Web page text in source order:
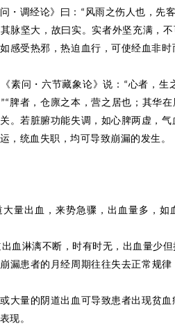
・ 调经论》曰： “ 风雨之伤人也，先
脉坚大，故曰实。实者外坚 充满，不
感受热邪，热迫血行，可使经血非
《素问 ・六节藏象论》说： “心者，生
”“ 脾者，仓廪之本，营之居也；其华在
。若脏腑功能失调，如心脾两虚，
，统血失职，均可导致崩漏的发生。
大量出血，来势急骤，出血量多，
出血淋漓不断，时有时无，出血量少
崩漏患者的月经周期往往失去正常规
或大量的阴道出血可导致患者出现贫
现。